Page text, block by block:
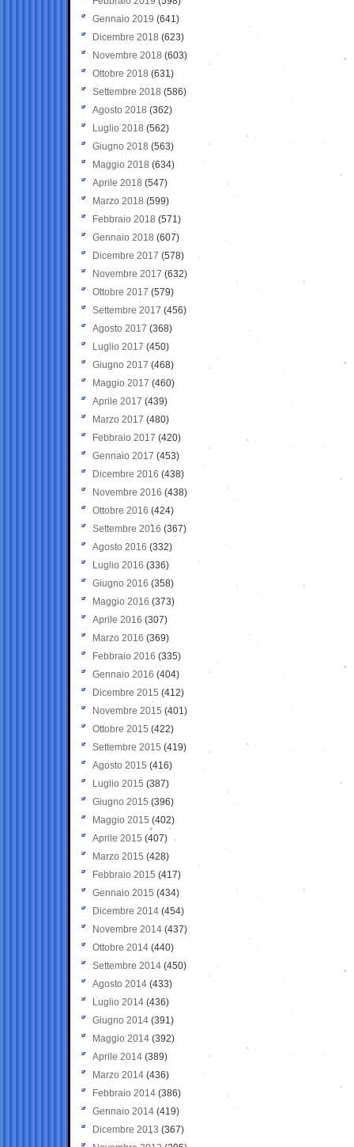
Gennaio 2019 (641)
Dicembre 2018 (623)
Novembre 2018 (603)
Ottobre 2018 (631)
Settembre 2018 (586)
Agosto 2018 (362)
Luglio 2018 (562)
Giugno 2018 (563)
Maggio 2018 (634)
Aprile 2018 (547)
Marzo 2018 (599)
Febbraio 2018 (571)
Gennaio 2018 (607)
Dicembre 2017 (578)
Novembre 2017 (632)
Ottobre 2017 (579)
Settembre 2017 (456)
Agosto 2017 (368)
Luglio 2017 (450)
Giugno 2017 (468)
Maggio 2017 (460)
Aprile 2017 (439)
Marzo 2017 (480)
Febbraio 2017 (420)
Gennaio 2017 (453)
Dicembre 2016 (438)
Novembre 2016 (438)
Ottobre 2016 (424)
Settembre 2016 (367)
Agosto 2016 (332)
Luglio 2016 (336)
Giugno 2016 (358)
Maggio 2016 (373)
Aprile 2016 (307)
Marzo 2016 (369)
Febbraio 2016 (335)
Gennaio 2016 (404)
Dicembre 2015 (412)
Novembre 2015 (401)
Ottobre 2015 (422)
Settembre 2015 (419)
Agosto 2015 (416)
Luglio 2015 (387)
Giugno 2015 (396)
Maggio 2015 (402)
Aprile 2015 (407)
Marzo 2015 (428)
Febbraio 2015 (417)
Gennaio 2015 (434)
Dicembre 2014 (454)
Novembre 2014 (437)
Ottobre 2014 (440)
Settembre 2014 (450)
Agosto 2014 (433)
Luglio 2014 (436)
Giugno 2014 (391)
Maggio 2014 (392)
Aprile 2014 (389)
Marzo 2014 (436)
Febbraio 2014 (386)
Gennaio 2014 (419)
Dicembre 2013 (367)